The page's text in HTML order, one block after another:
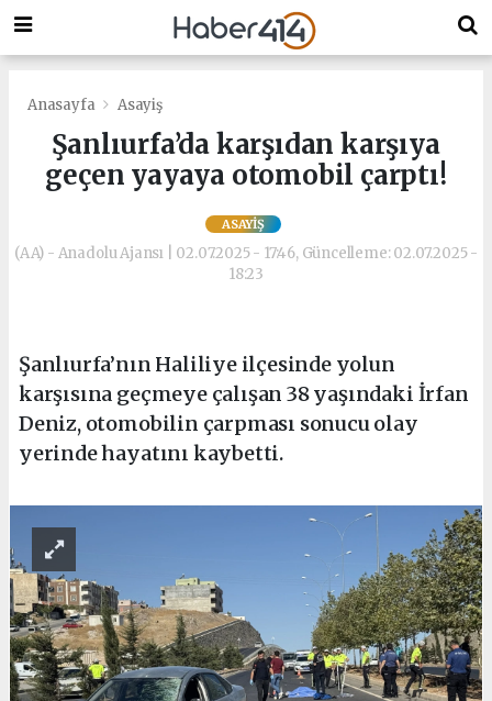
Anasayfa Asayiş
Şanlıurfa’da karşıdan karşıya
geçen yayaya otomobil çarptı!
ASAYIŞ
(AA) - Anadolu Ajansı | 02.07.2025 - 17:46, Güncelleme: 02.07.2025 -
18:23
Şanlıurfa’nın Haliliye ilçesinde yolun
karşısına geçmeye çalışan 38 yaşındaki İrfan
Deniz, otomobilin çarpması sonucu olay
yerinde hayatını kaybetti.